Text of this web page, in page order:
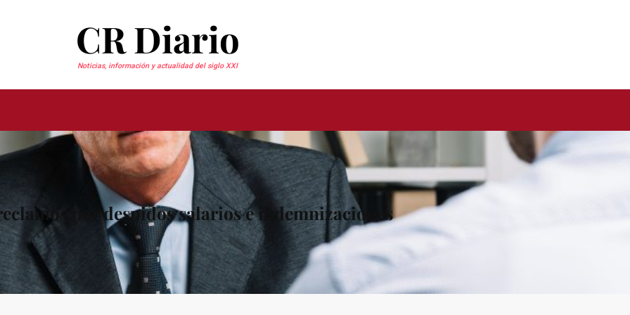
CR Diario
Noticias, información y actualidad del siglo XXI
por despidos salarios e indemnizaciones